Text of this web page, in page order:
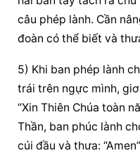
câu phép lành. Cần
đoàn có thể biết và
5) Khi ban phép lành
trái trên ngực mình,
“Xin Thiên Chúa toàn
Thần, ban phúc lành
cúi đầu và thưa: